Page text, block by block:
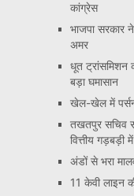
कांग्रेस
भाजपा सरकार
अमर
धूत ट्रांसमिशन
बड़ा घमासान
खेल-खेल में
तखतपुर सचिव
वित्तीय गड़बड़ी
अंडों से भरा
11 केवी लाइन